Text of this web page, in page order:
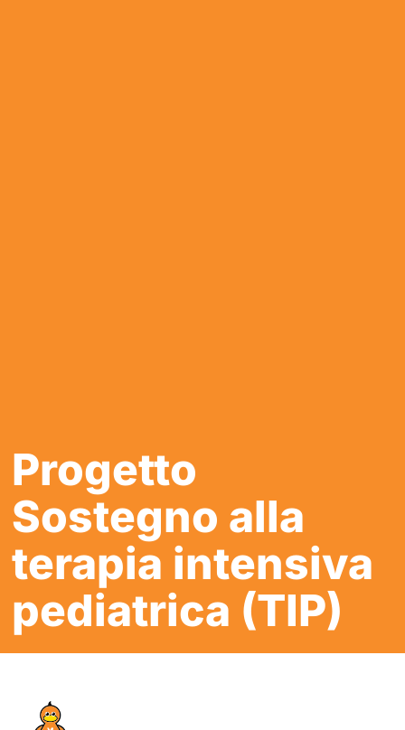
Progetto
Sostegno alla
terapia intensiva
pediatrica (TIP)